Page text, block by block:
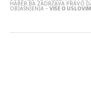
HABER.BA ZADRŽAVA PRAVO
OBJAŠNJENJA -VIŠE O